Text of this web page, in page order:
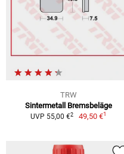
TRW
Sintermetall Bremsbeläge
UVP 55,00 €2 49,50 €1